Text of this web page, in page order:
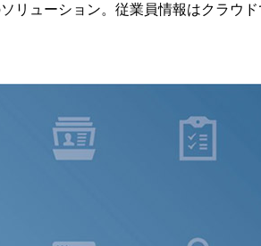
リューション。従業員情報はクラウ